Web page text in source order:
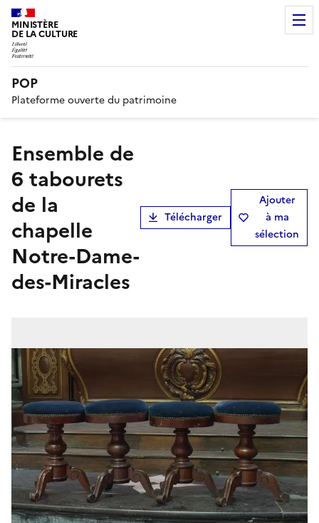
MINISTÈRE
DE LA CULTURE
POP
Plateforme ouverte du patrimoine
Ensemble de
6 tabourets
de la
chapelle
Notre-Dame-
des-Miracles
Télécharger
Ajouter
à ma
sélection